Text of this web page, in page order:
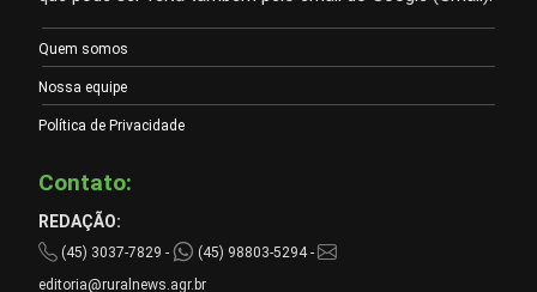
Quem somos
Nossa equipe
Política de Privacidade
Contato:
REDAÇÃO:
(45) 3037-7829 -
(45) 98803-5294 -
editoria@ruralnews.agr.br